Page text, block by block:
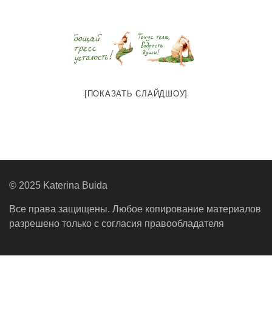
[ПОКАЗАТЬ СЛАЙДШОУ]
© 2025 Katerina Buida
Все права защищены. Любое копирование материалов
разрешено только с согласия правообладателя